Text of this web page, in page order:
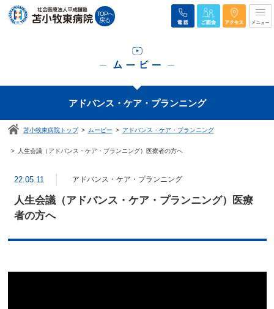
TOPへ
戻る
アドバンス・ケア・プランニング
苫小牧東病院トップ ムービー アドバンス・ケア・プランニング
人生会議（アドバンス・ケア・プランニング）医療者の方へ
22.05.11 アドバンス・ケア・プランニング
人生会議（アドバンス・ケア・プランニング）医療
者の方へ